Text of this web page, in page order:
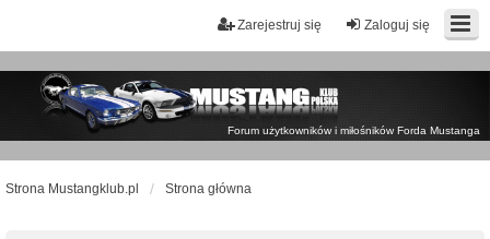
Zaloguj się
Zarejestruj się
Forum użytkowników i miłośników Forda Mustanga
Strona Mustangklub.pl Strona główna